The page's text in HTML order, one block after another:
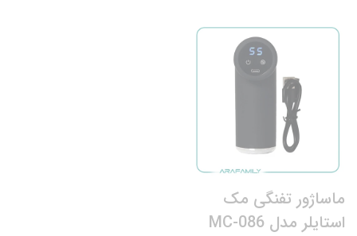
ماساژور تفنگی مک
استایلر مدل MC-086